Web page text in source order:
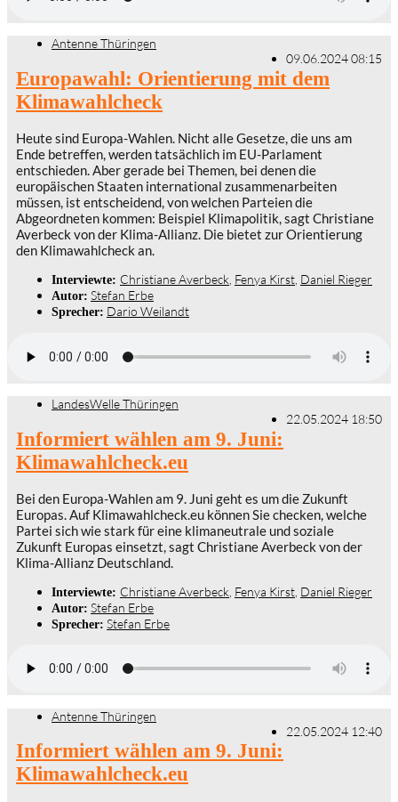
Antenne Thüringen
09.06.2024 08:15
Europawahl: Orientierung mit dem
Klimawahlcheck
Heute sind Europa-Wahlen. Nicht alle Gesetze, die uns am
Ende betreffen, werden tatsächlich im EU-Parlament
entschieden. Aber gerade bei Themen, bei denen die
europäischen Staaten international zusammenarbeiten
müssen, ist entscheidend, von welchen Parteien die
Abgeordneten kommen: Beispiel Klimapolitik, sagt Christiane
Averbeck von der Klima-Allianz. Die bietet zur Orientierung
den Klimawahlcheck an.
Interviewte: Christiane Averbeck Fenya Kirst Daniel Rieger
Autor: Stefan Erbe
Sprecher: Dario Weilandt
LandesWelle Thüringen
22.05.2024 18:50
Informiert wählen am 9. Juni:
Klimawahlcheck.eu
Bei den Europa-Wahlen am 9. Juni geht es um die Zukunft
Europas. Auf Klimawahlcheck.eu können Sie checken, welche
Partei sich wie stark für eine klimaneutrale und soziale
Zukunft Europas einsetzt, sagt Christiane Averbeck von der
Klima-Allianz Deutschland.
Interviewte: Christiane Averbeck Fenya Kirst Daniel Rieger
Autor: Stefan Erbe
Sprecher: Stefan Erbe
Antenne Thüringen
22.05.2024 12:40
Informiert wählen am 9. Juni:
Klimawahlcheck.eu